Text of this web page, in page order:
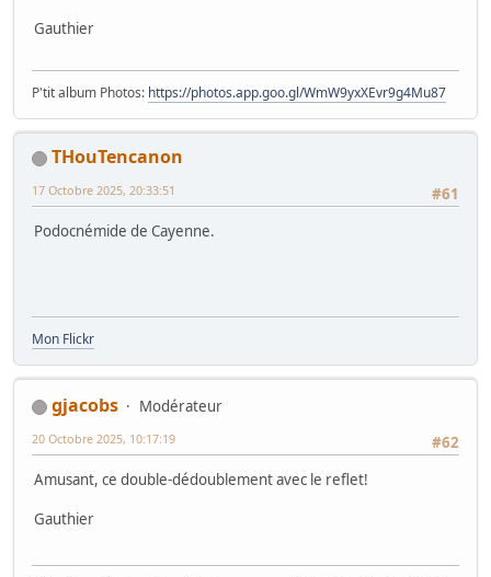
Gauthier
P'tit album Photos: https://photos.app.goo.gl/WmW9yxXEvr9g4Mu87
THouTencanon
#61
17 Octobre 2025, 20:33:51
Podocnémide de Cayenne.
Mon Flickr
gjacobs
Modérateur
#62
20 Octobre 2025, 10:17:19
Amusant, ce double-dédoublement avec le reflet!
Gauthier